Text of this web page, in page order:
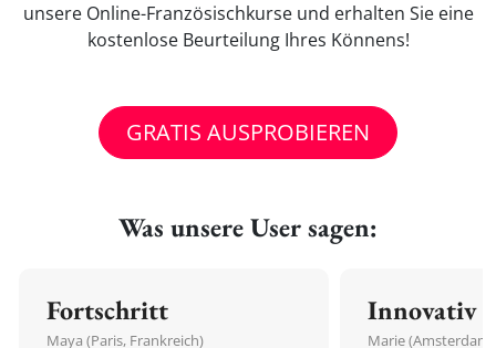
unsere Online-Französischkurse und erhalten Sie eine
kostenlose Beurteilung Ihres Könnens!
GRATIS AUSPROBIEREN
Was unsere User sagen:
Fortschritt
Maya (Paris, Frankreich)
Innovativ
Marie